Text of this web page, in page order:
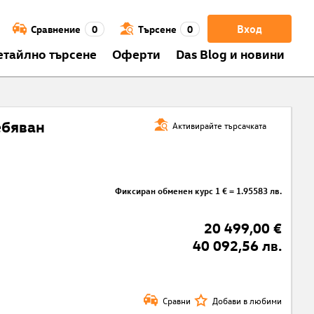
Вход
Сравнение 0 Търсене 0
търсене Оферти Das Blog и новини
Активирайте търсачката
Фиксиран обменен курс 1 € = 1.95583 лв.
20 499,00 €
40 092,56 лв.
Сравни Добави в любими